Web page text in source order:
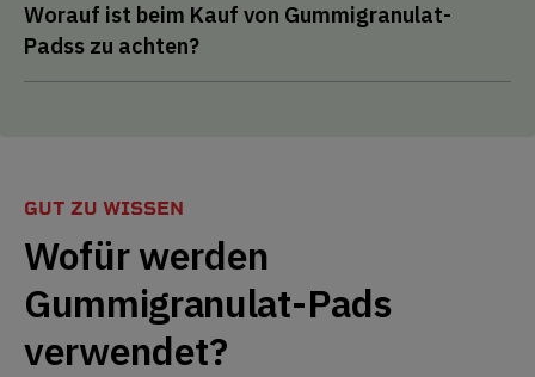
Worauf ist beim Kauf von Gummigranulat-
Padss zu achten?
GUT ZU WISSEN
Wofür werden
Gummigranulat-Pads
verwendet?